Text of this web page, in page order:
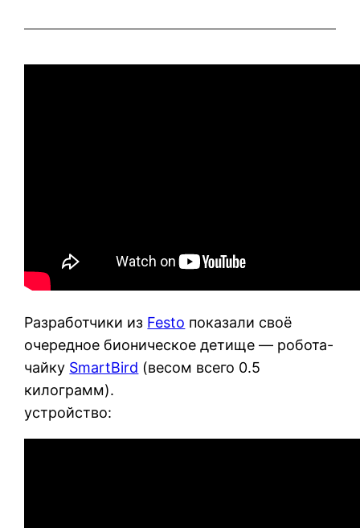
Разработчики из Festo показали своё
очередное бионическое детище — робота-
чайку SmartBird (весом всего 0.5
килограмм).
устройство: